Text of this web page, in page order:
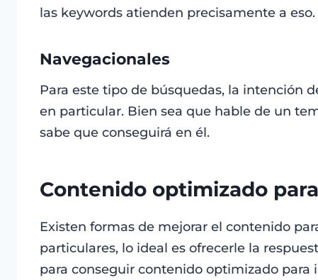
las keywords atienden precisamente a eso.
Navegacionales
Para este tipo de búsquedas, la intención
en particular. Bien sea que hable de un
sabe que conseguirá en él.
Contenido optimizado
Existen formas de mejorar el contenido
particulares, lo ideal es ofrecerle la
para conseguir contenido optimizado para